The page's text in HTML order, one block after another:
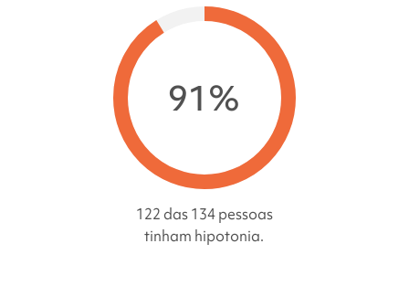
91%
122 das 134 pessoas
tinham hipotonia.